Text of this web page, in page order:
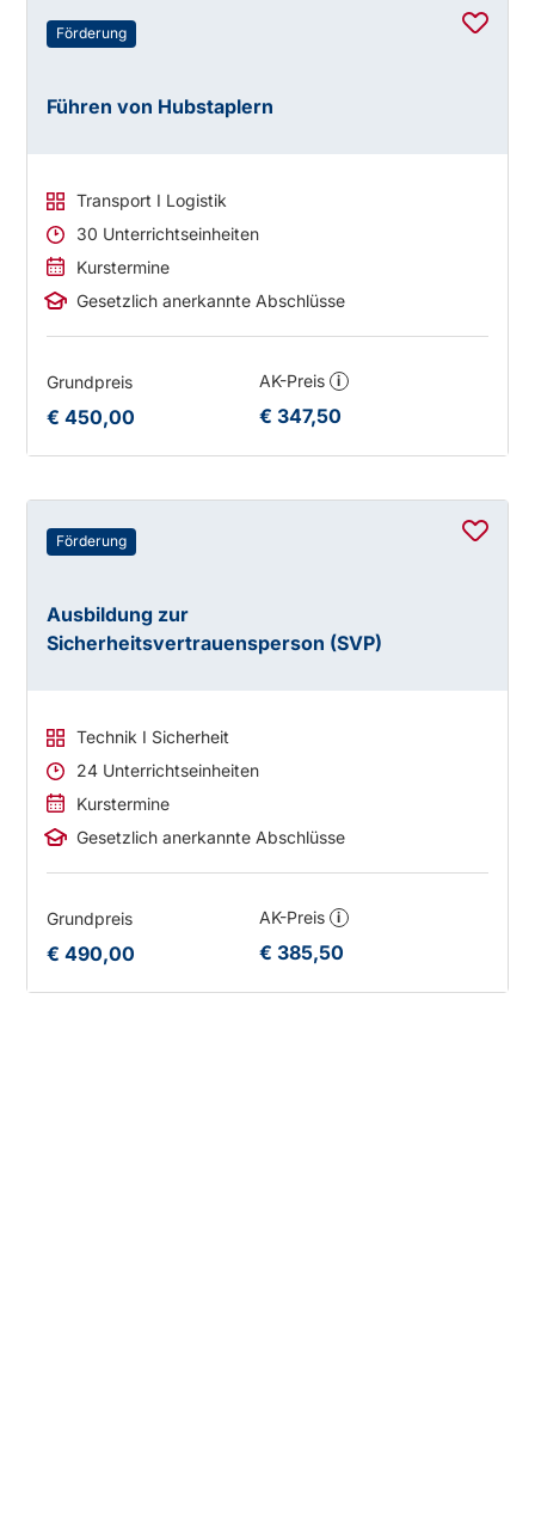
Förderung
Führen von Hubstaplern
Transport I Logistik
30 Unterrichtseinheiten
Kurstermine
Gesetzlich anerkannte Abschlüsse
Grundpreis
€ 450,00
AK-Preis i
€ 347,50
Förderung
Ausbildung zur
Sicherheitsvertrauensperson (SVP)
Technik I Sicherheit
24 Unterrichtseinheiten
Kurstermine
Gesetzlich anerkannte Abschlüsse
Grundpreis
€ 490,00
AK-Preis i
€ 385,50